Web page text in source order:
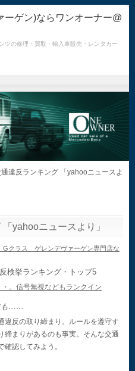
ーゲン)ならワンオーナー@
の修理・買取・輸入車販売・レンタカー
違反ランキング 「yahooニュースよ
yahooニュースより」
クラス ゲレンデヴァーゲン専門店な
。信号無視などもランクイン
も……
反の取り締まり。ルールを遵守す
締まりがあるのも事実。そんな交通
認してみよう。